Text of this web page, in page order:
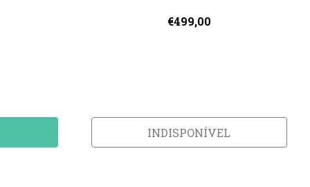
€499,00
INDISPONÍVEL